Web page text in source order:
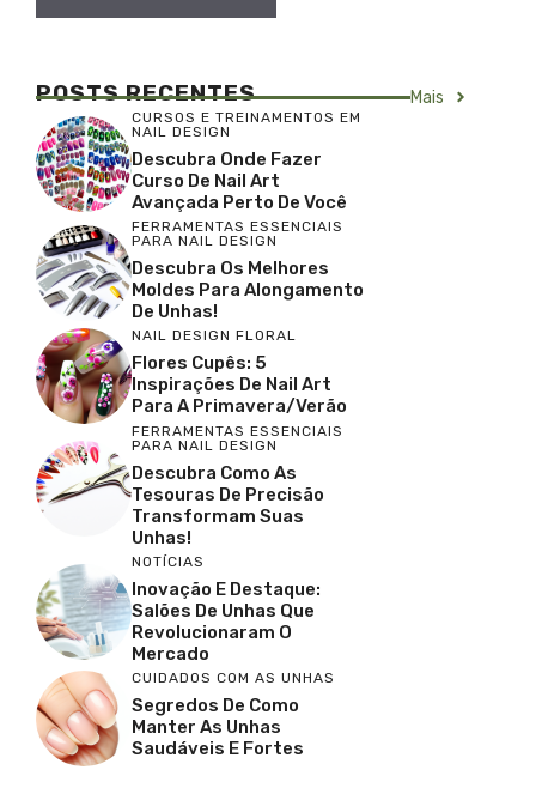
POSTS RECENTES Mais
CURSOS E TREINAMENTOS EM
NAIL DESIGN
Descubra Onde Fazer
Curso De Nail Art
Avançada Perto De Você
FERRAMENTAS ESSENCIAIS
PARA NAIL DESIGN
Descubra Os Melhores
Moldes Para Alongamento
De Unhas!
NAIL DESIGN FLORAL
Flores Cupês: 5
Inspirações De Nail Art
Para A Primavera/Verão
FERRAMENTAS ESSENCIAIS
PARA NAIL DESIGN
Descubra Como As
Tesouras De Precisão
Transformam Suas
Unhas!
NOTÍCIAS
Inovação E Destaque:
Salões De Unhas Que
Revolucionaram O
Mercado
CUIDADOS COM AS UNHAS
Segredos De Como
Manter As Unhas
Saudáveis E Fortes